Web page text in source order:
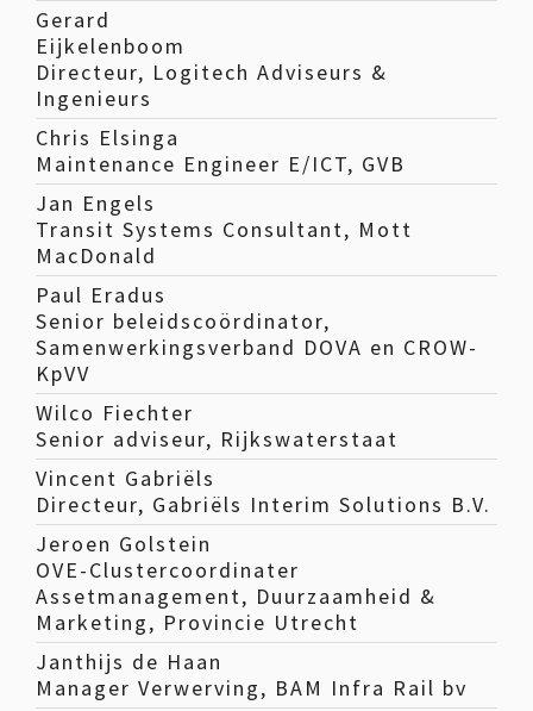
Gerard
Eijkelenboom
Directeur, Logitech Adviseurs &
Ingenieurs
Chris Elsinga
Maintenance Engineer E/ICT, GVB
Jan Engels
Transit Systems Consultant, Mott
MacDonald
Paul Eradus
Senior beleidscoördinator,
Samenwerkingsverband DOVA en CROW-
KpVV
Wilco Fiechter
Senior adviseur, Rijkswaterstaat
Vincent Gabriëls
Directeur, Gabriëls Interim Solutions B.V.
Jeroen Golstein
OVE-Clustercoordinater
Assetmanagement, Duurzaamheid &
Marketing, Provincie Utrecht
Janthijs de Haan
Manager Verwerving, BAM Infra Rail bv